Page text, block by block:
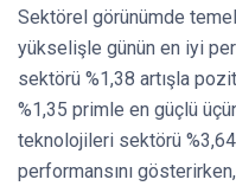
Sektörel görünümde
yükselişle günün en iyi
sektörü %1,38 artışla
%1,35 primle en güçlü
teknolojileri sektörü
performansını